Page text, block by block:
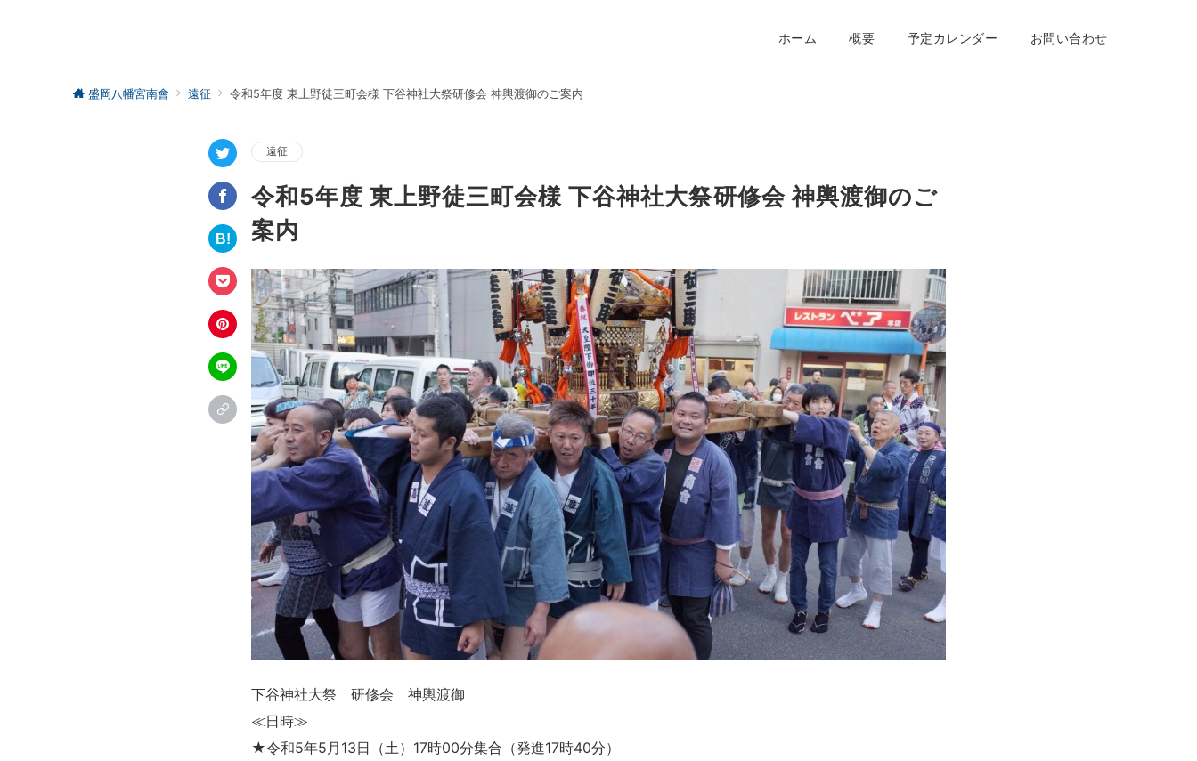
ホーム 概要 予定カレンダー お問い合わせ
盛岡八幡宮南會 遠征 令和5年度 東上野徒三町会様 下谷神社大祭研修会 神輿渡御のご案内
遠征
令和5年度 東上野徒三町会様 下谷神社大祭研修会 神輿渡御のご
案内
下谷神社大祭 研修会 神輿渡御
≪日時≫
★令和5年5月13日（土）17時00分集合（発進17時40分）